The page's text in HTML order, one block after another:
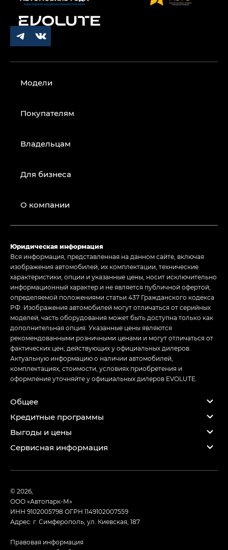
Модели
Покупателям
Владельцам
Для бизнеса
О компании
Юридическая информация
Вся информация, представленная на данном сайте, включая
изображения автомобилей, их комплектации, технические
характеристики, опции и указанные цены, носит исключительно
информационный характер и не является публичной офертой,
определяемой положениями статьи 437 Гражданского кодекса
РФ. Изображения автомобилей могут отличаться от серийных
моделей, часть оборудования может быть доступна только как
дополнительная опция. Указанные цены являются
рекомендованными розничными ценами и могут отличаться от
фактических цен, действующих у официальных дилеров.
Актуальную информацию о наличии автомобилей,
комплектациях, стоимости, условиях приобретения и
оформления уточняйте у официальных дилеров EVOLUTE.
Общее
Кредитные программы
Выгоды и цены
Сервисная информация
© 2026,
ООО «Автопарк-М»
ИНН 9102005798 ОГРН 1149102007559
Адрес: г. Симферополь, ул. Киевская, 187
Правовая информация